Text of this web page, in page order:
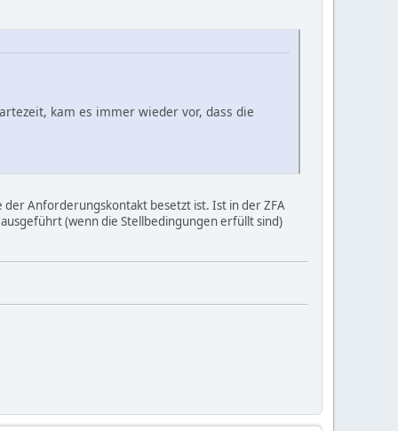
kam es immer wieder vor, dass die
der Anforderungskontakt besetzt ist. Ist in der ZFA
(wenn die Stellbedingungen erfüllt sind)